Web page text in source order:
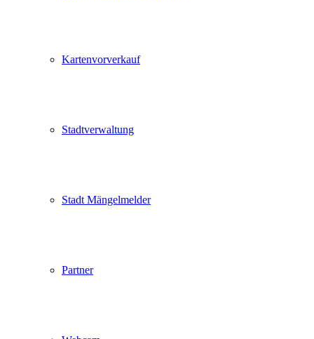
Kartenvorverkauf
Stadtverwaltung
Stadt Mängelmelder
Partner